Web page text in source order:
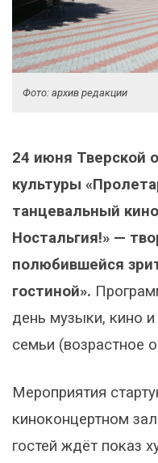
Фото: архив редакции
24 июня Тверской
культуры
танцевальный
Ностальгия!» —
полюбившейся
гостиной».
день музыки, кино
семьи (возрастное
Мероприятия
киноконцертном
гостей ждёт показ